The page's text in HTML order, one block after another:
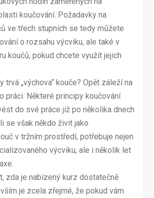
koučování. Požadavky na
ve třech stupních se tedy můžete
o rozsahu výcviku, ale také v
koučů, pokud chcete využít jejich
trvá „výchova“ kouče? Opět záleží na
práci. Některé principy koučování
do své práce již po několika dnech
se však někdo živit jako
v tržním prostředí, potřebuje nejen
výcviku, ale i několik let
zda je nabízený kurz dostatečně
je zcela zřejmé, že pokud vám